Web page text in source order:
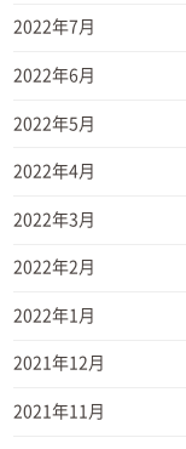
2022年7月
2022年6月
2022年5月
2022年4月
2022年3月
2022年2月
2022年1月
2021年12月
2021年11月